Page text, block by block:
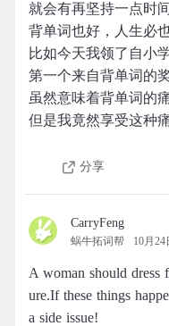
就会有再坚持一点时
背单词也好，人生必
比如今天我领了自小
第一个来自背单词的
虽然意味着背单词的
但是我竟然享受这种
分享
CarryFeng
蜗牛拓词帮 10月
A woman should dress
ure.If these things
a side issue!